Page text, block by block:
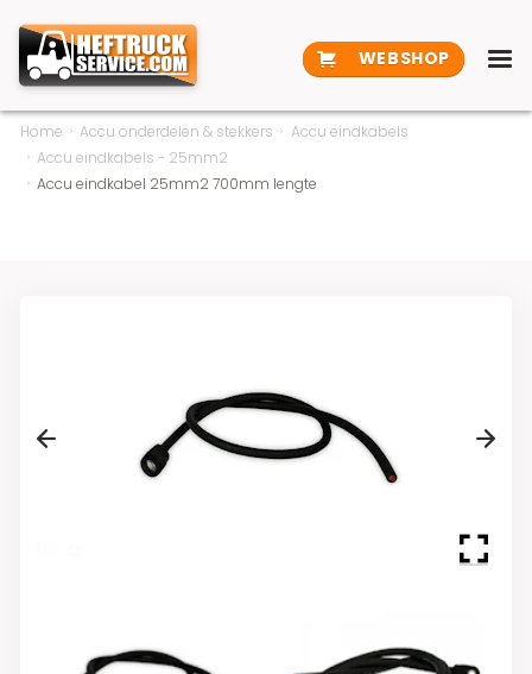
WEBSHOP
Home Accu onderdelen & stekkers
Accu eindkabels
Accu eindkabels - 25mm2
Accu eindkabel 25mm2 700mm lengte
Previous Next